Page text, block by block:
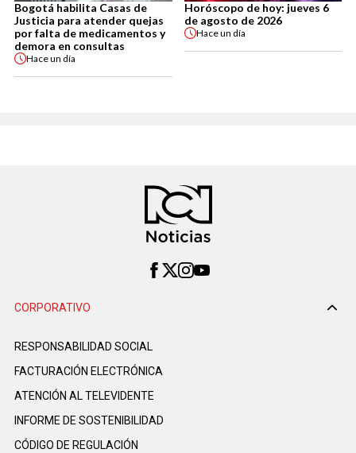
Bogotá habilita Casas de
Justicia para atender quejas
por falta de medicamentos y
demora en consultas
Haceun día
Horóscopo de hoy: jueves 6
de agosto de 2026
Haceun día
CORPORATIVO
RESPONSABILIDAD SOCIAL
FACTURACIÓN ELECTRÓNICA
ATENCIÓN AL TELEVIDENTE
INFORME DE SOSTENIBILIDAD
CÓDIGO DE REGULACIÓN